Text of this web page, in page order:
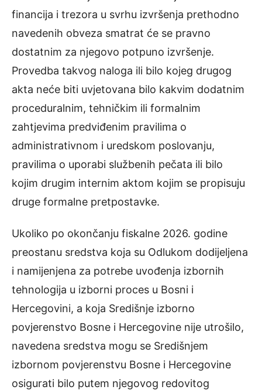
financija i trezora u svrhu izvršenja prethodno
navedenih obveza smatrat će se pravno
dostatnim za njegovo potpuno izvršenje.
Provedba takvog naloga ili bilo kojeg drugog
akta neće biti uvjetovana bilo kakvim dodatnim
proceduralnim, tehničkim ili formalnim
zahtjevima predviđenim pravilima o
administrativnom i uredskom poslovanju,
pravilima o uporabi službenih pečata ili bilo
kojim drugim internim aktom kojim se propisuju
druge formalne pretpostavke.
Ukoliko po okončanju fiskalne 2026. godine
preostanu sredstva koja su Odlukom dodijeljena
i namijenjena za potrebe uvođenja izbornih
tehnologija u izborni proces u Bosni i
Hercegovini, a koja Središnje izborno
povjerenstvo Bosne i Hercegovine nije utrošilo,
navedena sredstva mogu se Središnjem
izbornom povjerenstvu Bosne i Hercegovine
osigurati bilo putem njegovog redovitog